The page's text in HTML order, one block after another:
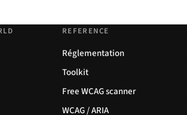
REFERENCE
Réglementation
Toolkit
Free WCAG scanner
WCAG / ARIA